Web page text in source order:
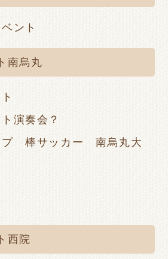
ント
南烏丸
演奏会？
プ 棒サッカー 南烏丸大
西院